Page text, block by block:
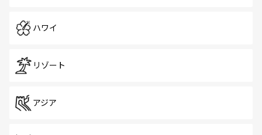
ハワイ
リゾート
アジア